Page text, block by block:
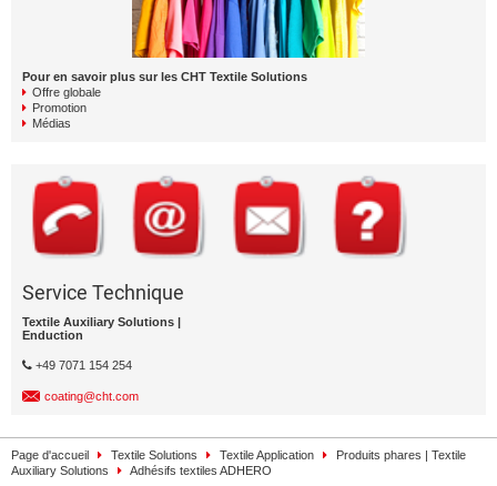
Pour en savoir plus sur les CHT Textile Solutions
Offre globale
Promotion
Médias
Service Technique
Textile Auxiliary Solutions |
Enduction
+49 7071 154 254
coating@cht.com
Page d'accueil Textile Solutions Textile Application
Produits phares | Textile
Auxiliary Solutions
Adhésifs textiles ADHERO